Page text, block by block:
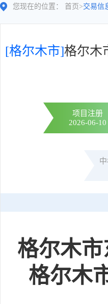
您现在的位置： 首页 >交易信
[格尔木市]格尔木
项目注册
2026-06-10
格尔木
格尔木